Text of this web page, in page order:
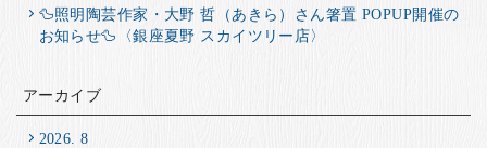
🦆照明陶芸作家・大野 哲（あきら）さん箸置 POPUP開催の
お知らせ🦆〈銀座夏野 スカイツリー店〉
アーカイブ
2026. 8